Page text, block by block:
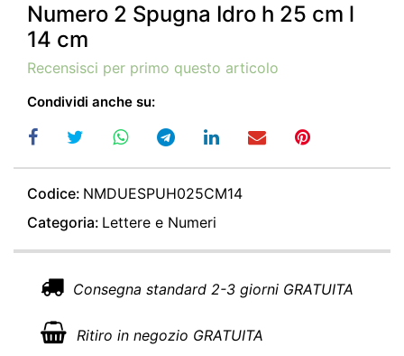
Numero 2 Spugna Idro h 25 cm l
14 cm
Recensisci per primo questo articolo
Condividi anche su:
Codice: NMDUESPUH025CM14
Categoria: Lettere e Numeri
Consegna standard 2-3 giorni GRATUITA
Ritiro in negozio GRATUITA